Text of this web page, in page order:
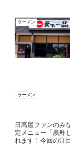
ラーメン
ラーメン
日高屋ファンのみ
定メニュー「黒酢
れます！今回の注